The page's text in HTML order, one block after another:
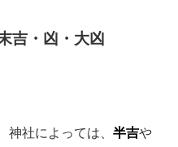
吉・凶・大凶
神社によっては、 半吉や